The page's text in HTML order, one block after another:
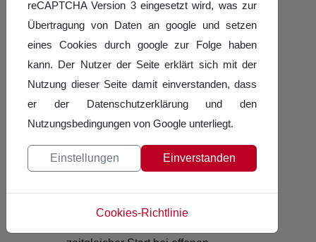
Turnierart dem Kader an.
Die Teilnahme an den jeweiligen
Deutschen Meisterschaften bzw.
Deutschlandcups und der hierzu lt.
TSO vorgeschriebenen
Qualifikationsturniere
(Ranglistenturniere,
Gebietsmeisterschaften) sowie an
den Veranstaltungen des
reCAPTCHA Version 3 eingesetzt wird, was zur
Übertragung von Daten an google und setzen
eines Cookies durch google zur Folge haben
kann. Der Nutzer der Seite erklärt sich mit der
Nutzung dieser Seite damit einverstanden, dass
er der Datenschutzerklärung und den
Nutzungsbedingungen von Google unterliegt.
Einstellungen Einverstanden
Cookies-Richtlinie